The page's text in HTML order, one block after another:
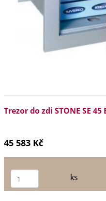
Trezor do zdi STONE SE 45
45 583 Kč
ks